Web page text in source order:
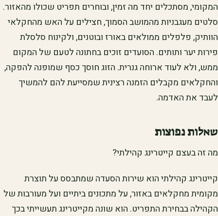
המקומי, מסתכלים יחד מה זמין, ובוחרים תפריט שכולו מהאזור.
סלטים מעגבניות מהמושב הסמוך, חצילים על האש מהחקלאי
הוותיק, פלפלים ממולאים באורז ובוטנים, ולקינוח סלסלת
פירות יער ותותים. הסועדים זוכים בחתונה לטעם של המקום
ממש, ולא לעוד ארוחה גנרית. הזוג חוסך כסף שמופנה להפקה,
והחקלאים מקבלים הזמנה רצינית שמסייעת להם להמשיך
לעבד את האדמה.
שאלות נפוצות
מה זה בעצם קייטרינג קהילתי?
קייטרינג קהילתי הוא שירות הסעדה שמתבסס על תוצרת
מקומית מחקלאים באזור, על מתכונים ביתיים ועל מעורבות של
הקהילה בבחירת התפריט. הוא שונה מקייטרינג תעשייתי בכך